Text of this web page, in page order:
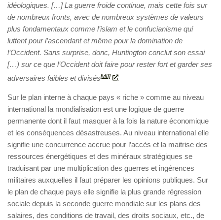
idéologiques. […] La guerre froide continue, mais cette fois sur
de nombreux fronts, avec de nombreux systèmes de valeurs
plus fondamentaux comme l’islam et le confucianisme qui
luttent pour l’ascendant et même pour la domination de
l’Occident. Sans surprise, donc, Huntington conclut son essai
[…) sur ce que l’Occident doit faire pour rester fort et garder ses
adversaires faibles et divisés[viii] .
Sur le plan interne à chaque pays « riche » comme au niveau
international la mondialisation est une logique de guerre
permanente dont il faut masquer à la fois la nature économique
et les conséquences désastreuses. Au niveau international elle
signifie une concurrence accrue pour l’accès et la maitrise des
ressources énergétiques et des minéraux stratégiques se
traduisant par une multiplication des guerres et ingérences
militaires auxquelles il faut préparer les opinions publiques. Sur
le plan de chaque pays elle signifie la plus grande régression
sociale depuis la seconde guerre mondiale sur les plans des
salaires, des conditions de travail, des droits sociaux, etc., de